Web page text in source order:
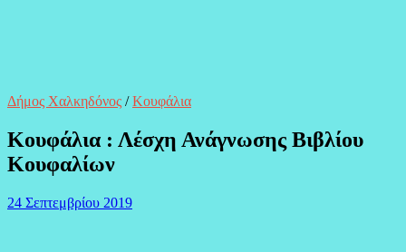
Δήμος Χαλκηδόνος /Κουφάλια
Κουφάλια : Λέσχη Ανάγνωσης Βιβλίου
Κουφαλίων
24 Σεπτεμβρίου 2019